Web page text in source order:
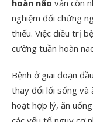
hoàn não vẫn còn
nghiệm đối chứng
thiếu. Việc điều trị
cường tuần hoàn
Bệnh ở giai đoạn
thay đổi lối sống và
hoạt hợp lý, ăn